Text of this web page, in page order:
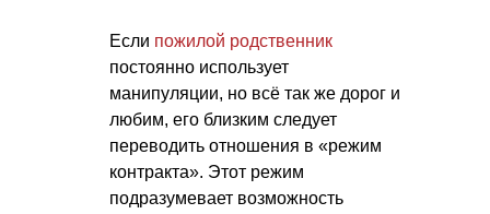
Если пожилой родственник
постоянно использует
манипуляции, но всё так же дорог и
любим, его близким следует
переводить отношения в «режим
контракта». Этот режим
подразумевает возможность